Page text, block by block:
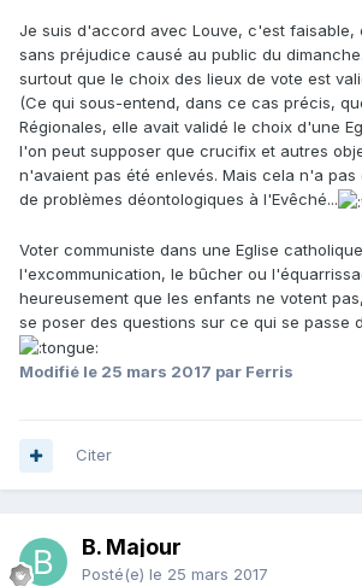
Je suis d'accord avec Louve, c'est faisable,
sans préjudice causé au public du
surtout que le choix des lieux de vote est
(Ce qui sous-entend, dans ce cas précis,
Régionales, elle avait validé le choix d'une
l'on peut supposer que crucifix et autres
n'avaient pas été enlevés. Mais cela n'a
de problèmes déontologiques à l'Evêché...
Voter communiste dans une Eglise
l'excommunication, le bûcher ou
heureusement que les enfants ne votent
se poser des questions sur ce qui se passe
Modifié le 25 mars 2017 par Ferris
Citer
B. Majour
Posté(e) le 25 mars 2017